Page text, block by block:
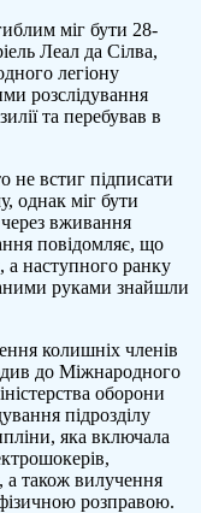
міг бути 28-
Леал да Сілва,
легіону
розслідування
та перебував в
не встиг підписати
однак міг бути
вживання
повідомляє, що
а наступного ранку
руками знайшли
колишніх членів
до Міжнародного
оборони
підрозділу
яка включала
також вилучення
розправою.